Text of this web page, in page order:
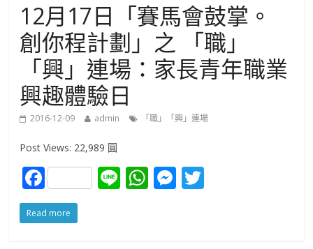
12月17日「賽馬會鼓掌。
創你程計劃」之 「職」
「興」連場：家長青年職業
興趣體驗日
2016-12-09 admin 「職」「興」連場
Post Views: 22,989 圓
F
ac
e
Li W M
Read more